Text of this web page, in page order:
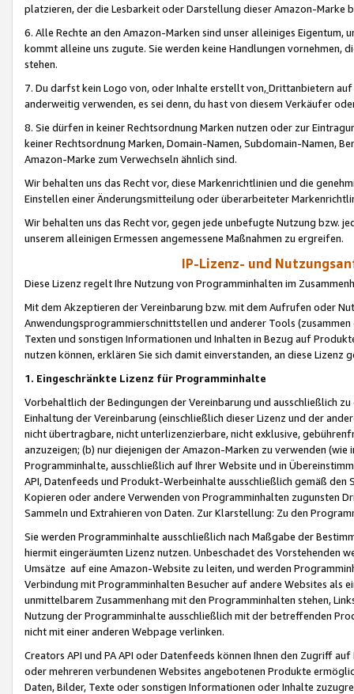
platzieren, der die Lesbarkeit oder Darstellung dieser Amazon-Marke
6. Alle Rechte an den Amazon-Marken sind unser alleiniges
kommt alleine uns zugute. Sie werden keine Handlungen vornehmen,
stehen.
7. Du darfst kein Logo von, oder Inhalte erstellt von,Drittanbietern auf
anderweitig verwenden, es sei denn, du hast von diesem Verkäufer
8. Sie dürfen in keiner Rechtsordnung Marken nutzen oder zur
keiner Rechtsordnung Marken, Domain-Namen, Subdomain-Namen,
Amazon-Marke zum Verwechseln ähnlich sind.
Wir behalten uns das Recht vor, diese Markenrichtlinien und die
Einstellen einer Änderungsmitteilung oder überarbeiteter
Wir behalten uns das Recht vor, gegen jede unbefugte Nutzung bzw.
unserem alleinigen Ermessen angemessene Maßnahmen zu ergreifen.
IP-Lizenz- und
Diese Lizenz regelt Ihre Nutzung von Programminhalten im
Mit dem Akzeptieren der Vereinbarung bzw. mit dem Aufrufen oder
Anwendungsprogrammierschnittstellen und anderer Tools (zusammen
Texten und sonstigen Informationen und Inhalten in Bezug auf
nutzen können, erklären Sie sich damit einverstanden, an diese Lizenz
1. Eingeschränkte Lizenz für Programminhalte
Vorbehaltlich der Bedingungen der Vereinbarung und ausschließlich
Einhaltung der Vereinbarung (einschließlich dieser Lizenz und der
nicht übertragbare, nicht unterlizenzierbare, nicht exklusive,
anzuzeigen; (b) nur diejenigen der Amazon-Marken zu verwenden
Programminhalte, ausschließlich auf Ihrer Website und in
API, Datenfeeds und Produkt-Werbeinhalte ausschließlich gemäß
Kopieren oder andere Verwenden von Programminhalten zugunsten
Sammeln und Extrahieren von Daten. Zur Klarstellung: Zu den
Sie werden Programminhalte ausschließlich nach Maßgabe der
hiermit eingeräumten Lizenz nutzen. Unbeschadet des Vorstehenden
Umsätze auf eine Amazon-Website zu leiten, und werden
Verbindung mit Programminhalten Besucher auf andere Websites als
unmittelbarem Zusammenhang mit den Programminhalten stehen,
Nutzung der Programminhalte ausschließlich mit der betreffenden
nicht mit einer anderen Webpage verlinken.
Creators API und PA API oder Datenfeeds können Ihnen den Zugriff
oder mehreren verbundenen Websites angebotenen Produkte
Daten, Bilder, Texte oder sonstigen Informationen oder Inhalte